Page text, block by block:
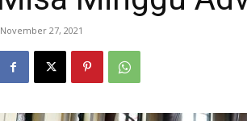
November 27, 2021